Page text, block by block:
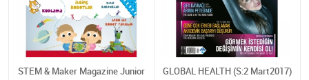
STEM & Maker Magazine Junior
GLOBAL HEALTH (S:2 Mart2017)